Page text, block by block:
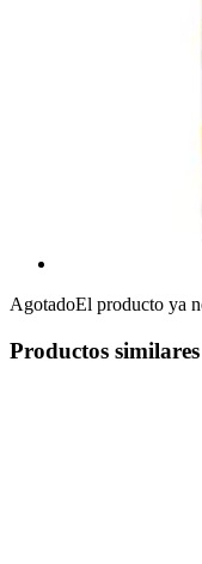
AgotadoEl producto ya
Productos similares